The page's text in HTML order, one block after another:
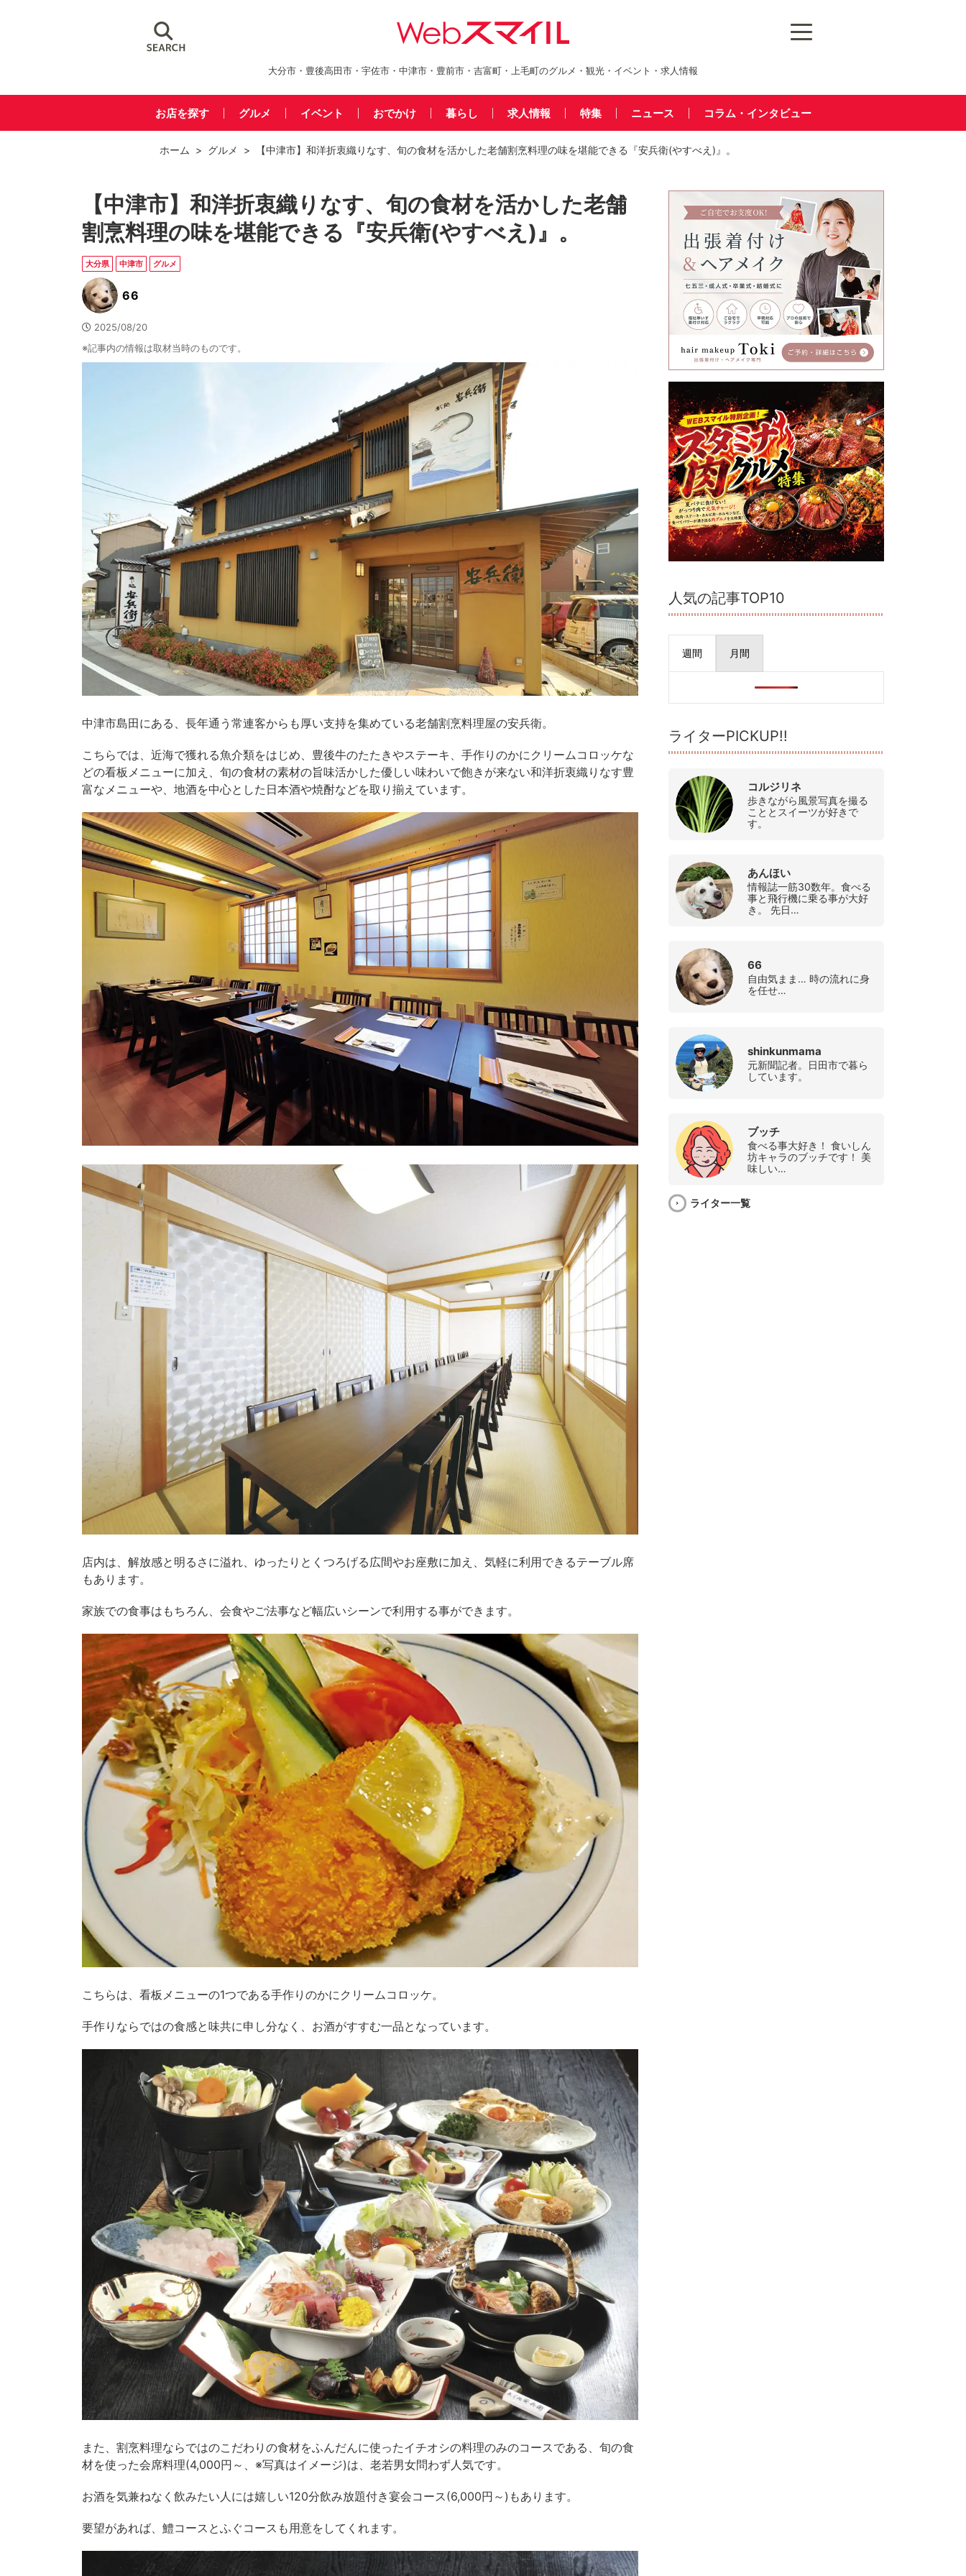
大分市・豊後高田市・宇佐市・中津市・豊前市・吉富町・上毛町のグルメ・観光・イベント・求人情報
お店を探す グルメ イベント おでかけ 暮らし 求人情報 特集 ニュース コラム・インタビュー
ホーム > グルメ > 【中津市】和洋折衷織りなす、旬の食材を活かした老舗割烹料理の味を堪能できる『安兵衛(やすべえ)』。
【中津市】和洋折衷織りなす、旬の食材を活かした老舗
割烹料理の味を堪能できる『安兵衛(やすべえ)』。
大分県 中津市 グルメ
66
2025/08/20
※記事内の情報は取材当時のものです。
中津市島田にある、長年通う常連客からも厚い支持を集めている老舗割烹料理屋の安兵衛。
こちらでは、近海で獲れる魚介類をはじめ、豊後牛のたたきやステーキ、手作りのかにクリームコロッケな
どの看板メニューに加え、旬の食材の素材の旨味活かした優しい味わいで飽きが来ない和洋折衷織りなす豊
富なメニューや、地酒を中心とした日本酒や焼酎などを取り揃えています。
店内は、解放感と明るさに溢れ、ゆったりとくつろげる広間やお座敷に加え、気軽に利用できるテーブル席
もあります。
家族での食事はもちろん、会食やご法事など幅広いシーンで利用する事ができます。
こちらは、看板メニューの1つである手作りのかにクリームコロッケ。
手作りならではの食感と味共に申し分なく、お酒がすすむ一品となっています。
また、割烹料理ならではのこだわりの食材をふんだんに使ったイチオシの料理のみのコースである、旬の食
材を使った会席料理(4,000円～、※写真はイメージ)は、老若男女問わず人気です。
お酒を気兼ねなく飲みたい人には嬉しい120分飲み放題付き宴会コース(6,000円～)もあります。
要望があれば、鱧コースとふぐコースも用意をしてくれます。
人気の記事TOP10
週間 月間
ライターPICKUP!!
コルジリネ
歩きながら風景写真を撮る
こととスイーツが好きで
す。
あんほい
情報誌一筋30数年。食べる
事と飛行機に乗る事が大好
き。 先日…
66
自由気まま… 時の流れに身
を任せ…
shinkunmama
元新聞記者。日田市で暮ら
しています。
ブッチ
食べる事大好き！ 食いしん
坊キャラのブッチです！ 美
味しい…
ライター一覧